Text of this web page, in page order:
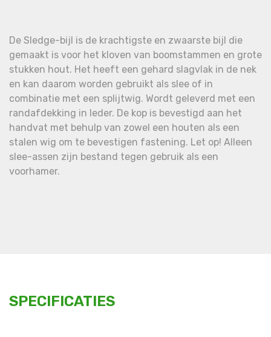
De Sledge-bijl is de krachtigste en zwaarste bijl die
gemaakt is voor het kloven van boomstammen en grote
stukken hout. Het heeft een gehard slagvlak in de nek
en kan daarom worden gebruikt als slee of in
combinatie met een splijtwig. Wordt geleverd met een
randafdekking in leder. De kop is bevestigd aan het
handvat met behulp van zowel een houten als een
stalen wig om te bevestigen fastening. Let op! Alleen
slee-assen zijn bestand tegen gebruik als een
voorhamer.
SPECIFICATIES